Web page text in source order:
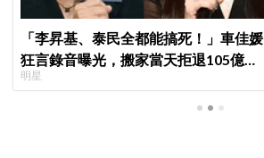
「李昇基、泰民全都能搞死！」車佳媛
狂言錄音曝光，搬家當天拒退105億保
證金、糾紛再升級
明星